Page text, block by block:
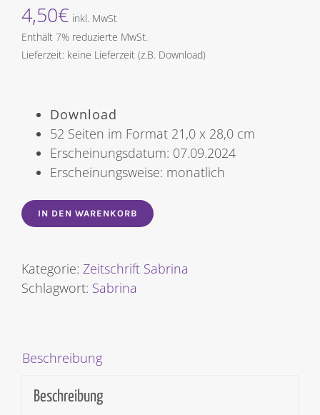
4,50€ inkl. MwSt
Enthält 7% reduzierte MwSt.
Lieferzeit: keine Lieferzeit (z.B. Download)
Download
52 Seiten im Format 21,0 x 28,0 cm
Erscheinungsdatum: 07.09.2024
Erscheinungsweise: monatlich
IN DEN WARENKORB
Kategorie: Zeitschrift Sabrina
Schlagwort: Sabrina
Beschreibung
Beschreibung